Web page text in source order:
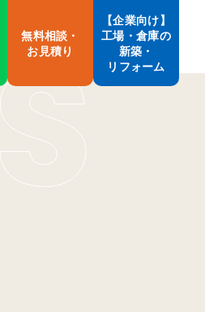
無料相談・
お見積り
【企業向け】
工場・倉庫の
新築・
リフォーム